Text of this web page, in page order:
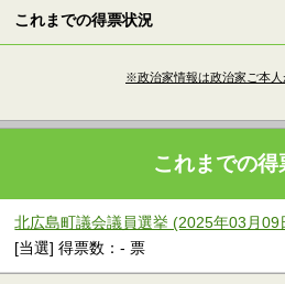
これまでの得票状況
※政治家情報は政治家ご本人
これまでの得
北広島町議会議員選挙 (2025年03月09
[当選] 得票数：- 票